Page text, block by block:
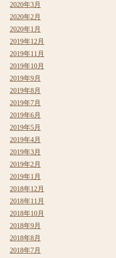
2020年3月
2020年2月
2020年1月
2019年12月
2019年11月
2019年10月
2019年9月
2019年8月
2019年7月
2019年6月
2019年5月
2019年4月
2019年3月
2019年2月
2019年1月
2018年12月
2018年11月
2018年10月
2018年9月
2018年8月
2018年7月